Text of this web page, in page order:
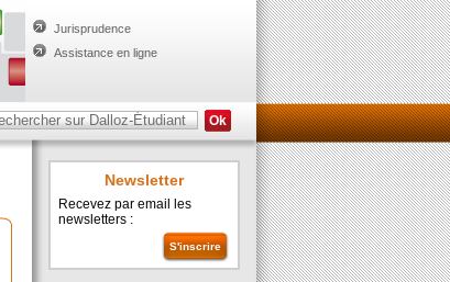
Jurisprudence
Assistance en ligne
Newsletter
Recevez par email les
newsletters :